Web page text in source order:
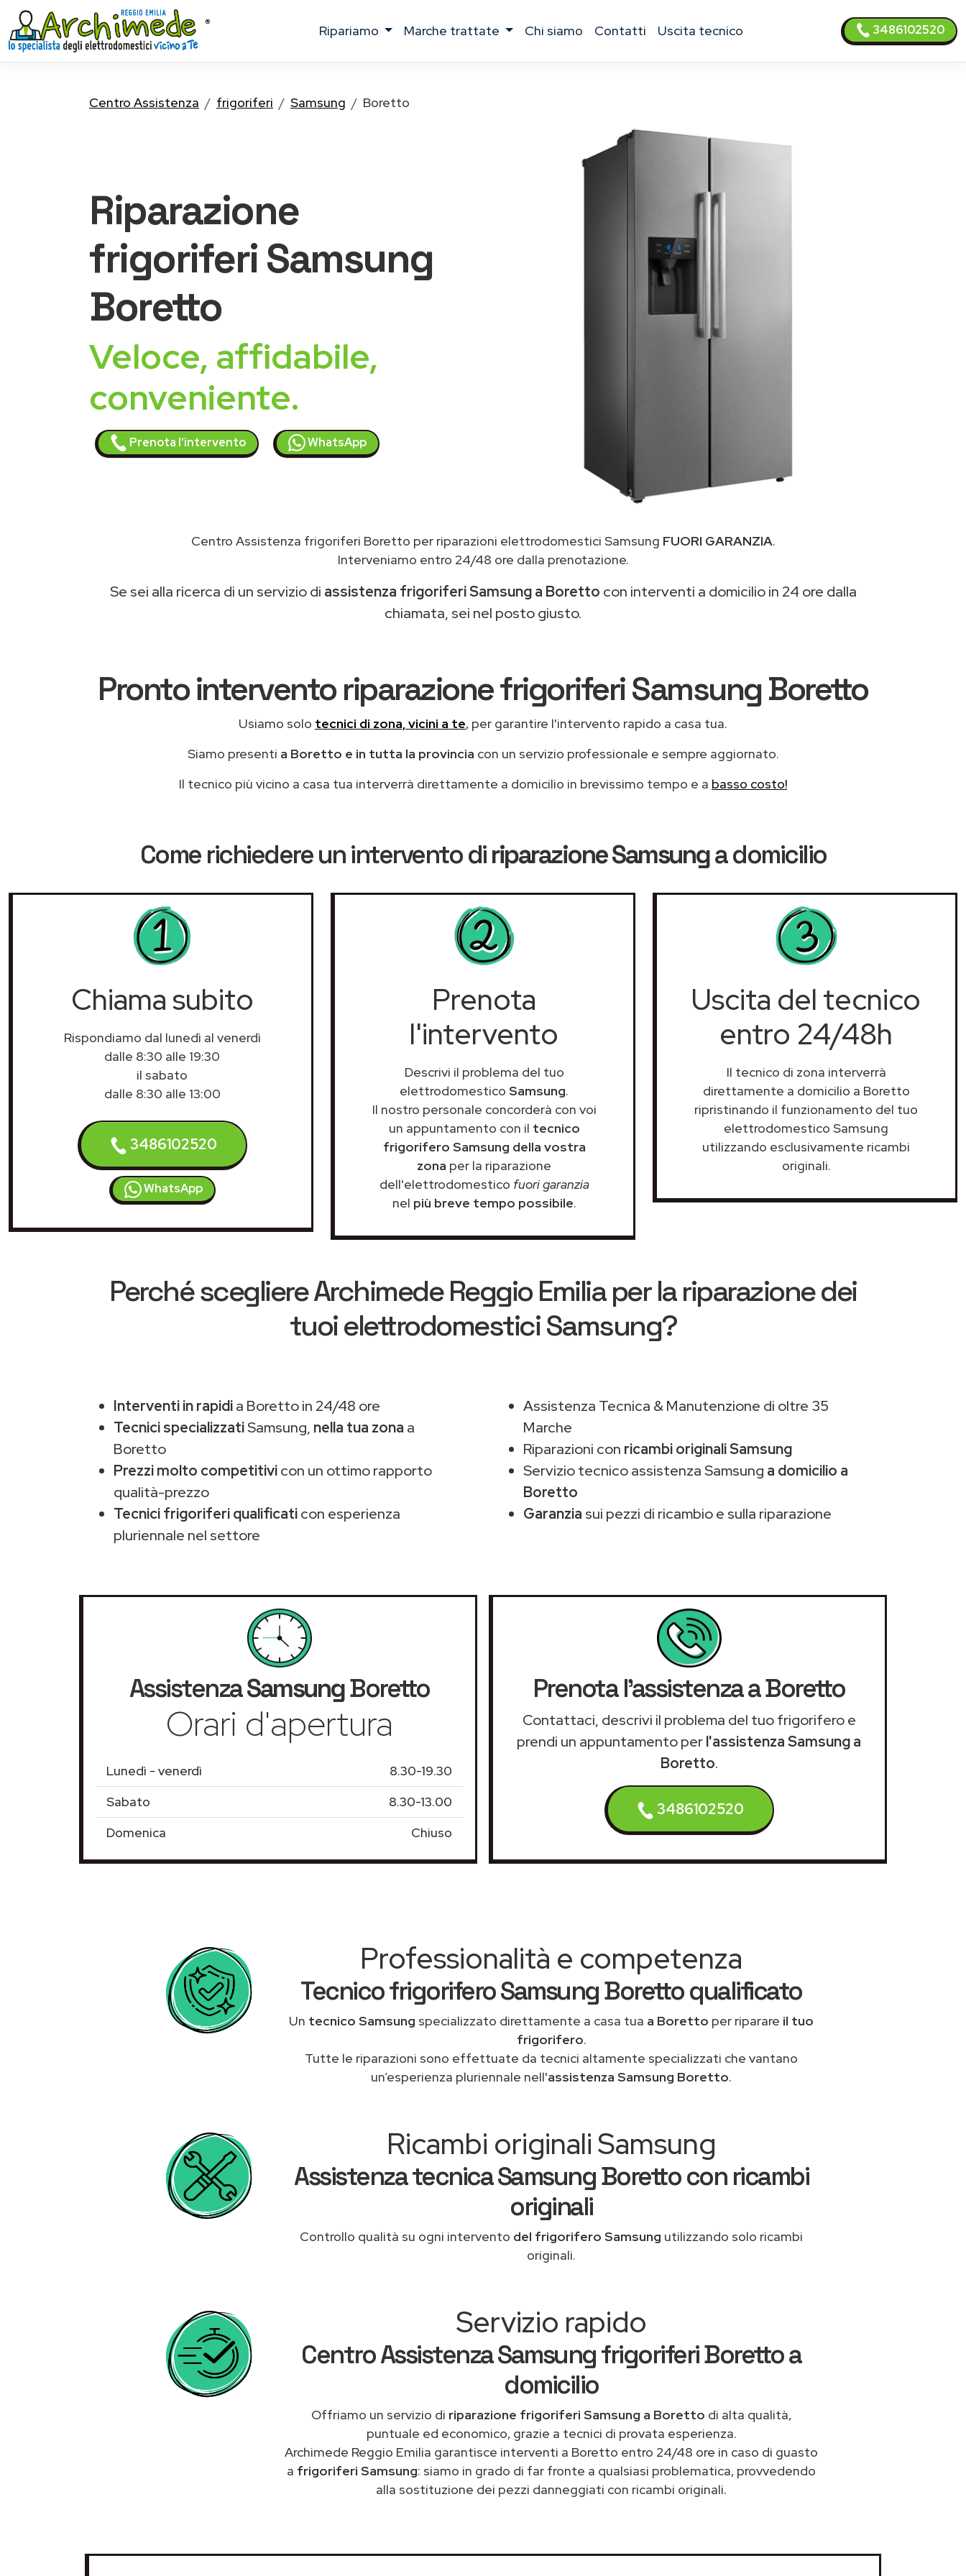
ripariamo marche trattate chi siamo contatti uscita tecnico 3486102520
Centro Assistenza frigoriferi Samsung Boretto
Riparazione
frigoriferi Samsung
Boretto
Veloce, affidabile,
conveniente.
Prenota l'intervento WhatsApp
Centro Assistenza frigoriferi Boretto per riparazioni elettrodomestici Samsung FUORI GARANZIA.
Interveniamo entro 24/48 ore dalla prenotazione.
Se sei alla ricerca di un servizio di assistenza frigoriferi Samsung a Boretto con interventi a domicilio in 24 ore dalla
chiamata, sei nel posto giusto.
Pronto intervento riparazione frigoriferi Samsung Boretto
Usiamo solo tecnici di zona, vicini a te, per garantire l'intervento rapido a casa tua.
Siamo presenti a Boretto e in tutta la provincia con un servizio professionale e sempre aggiornato.
Il tecnico più vicino a casa tua interverrà direttamente a domicilio in brevissimo tempo e a basso costo!
Come richiedere un intervento diriparazione Samsunga domicilio
Chiama subito
Rispondiamo dal lunedì al venerdì
dalle 8:30 alle 19:30
il sabato
dalle 8:30 alle 13:00
3486102520
WhatsApp
Prenota
l'intervento
Descrivi il problema del tuo
elettrodomestico Samsung.
Il nostro personale concorderà con voi
un appuntamento con il tecnico
frigorifero Samsung della vostra
zona per la riparazione
dell'elettrodomestico fuori garanzia
nel più breve tempo possibile.
Uscita del tecnico
entro 24/48h
Il tecnico di zona interverrà
direttamente a domicilio a Boretto
ripristinando il funzionamento del tuo
elettrodomestico Samsung
utilizzando esclusivamente ricambi
originali.
Perché scegliereArchimede Reggio Emiliaper la riparazione dei
tuoi elettrodomestici Samsung?
Interventi in rapidia Boretto in 24/48 ore
Tecnici specializzatiSamsung, nella tua zona a
Boretto
Prezzi molto competitivicon un ottimo rapporto
qualità-prezzo
Tecnici frigoriferi qualificaticon esperienza
pluriennale nel settore
Assistenza Tecnica & Manutenzione di oltre 35
Marche
Riparazioni con ricambi originali Samsung
Servizio tecnico assistenza Samsung a domicilio a
Boretto
Garanzia sui pezzi di ricambio e sulla riparazione
AssistenzaSamsungBoretto
Orari d'apertura
Lunedì - venerdì
8.30-19.30
Sabato
8.30-13.00
Domenica
Chiuso
Prenota l'assistenza a Boretto
Contattaci, descrivi il problema del tuo frigorifero e
prendi un appuntamento perl'assistenza Samsung a
Boretto.
3486102520
Professionalità e competenza
Tecnico frigorifero Samsung Boretto qualificato
Un tecnico Samsung specializzato direttamente a casa tua a Boretto per riparare il tuo
frigorifero.
Tutte le riparazioni sono effettuate da tecnici altamente specializzati che vantano
un’esperienza pluriennale nell'assistenza Samsung Boretto.
Ricambi originali Samsung
Assistenza tecnica Samsung Boretto con ricambi
originali
Controllo qualità su ogni intervento del frigorifero Samsung utilizzando solo ricambi
originali.
Servizio rapido
Centro Assistenza Samsung frigoriferi Boretto a
domicilio
Offriamo un servizio di riparazione frigoriferi Samsung a Boretto di alta qualità,
puntuale ed economico, grazie a tecnici di provata esperienza.
Archimede Reggio Emilia garantisce interventi a Boretto entro 24/48 ore in caso di guasto
a frigoriferi Samsung: siamo in grado di far fronte a qualsiasi problematica, provvedendo
alla sostituzione dei pezzi danneggiati con ricambi originali.